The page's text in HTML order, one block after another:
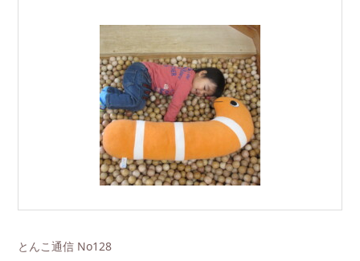
とんこ通信 No128